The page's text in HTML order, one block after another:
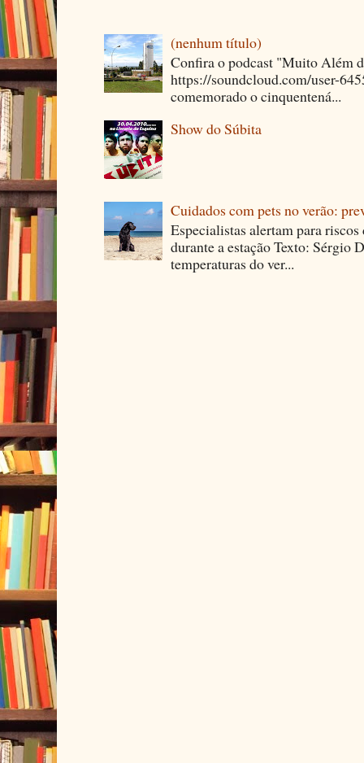
(nenhum título)
Confira o podcast "Muito Além
https://soundcloud.com/user-
comemorado o cinquentená...
Show do Súbita
Cuidados com pets no verão:
Especialistas alertam para
durante a estação Texto: Sérgio
temperaturas do ver...